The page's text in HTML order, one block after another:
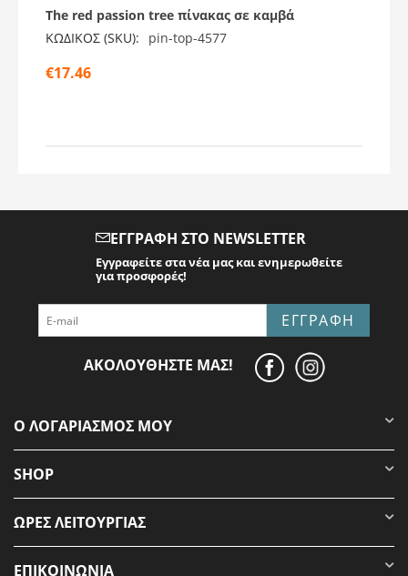
Τhe red passion tree πίνακας σε καμβά
ΚΩΔΙΚΟΣ (SKU):
pin-top-4577
€17.46
ΕΓΓΡΑΦΉ ΣΤΟ NEWSLETTER
Εγγραφείτε στα νέα μας και ενημερωθείτε
για προσφορές!
ΕΓΓΡΑΦΉ
ΑΚΟΛΟΥΘΉΣΤΕ ΜΑΣ!
Ο ΛΟΓΑΡΙΑΣΜΌΣ ΜΟΥ
SHOP
ΩΡΕΣ ΛΕΙΤΟΥΡΓΊΑΣ
ΕΠΙΚΟΙΝΩΝΊΑ